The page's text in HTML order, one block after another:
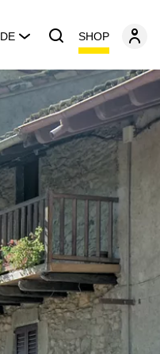
DE SHOP